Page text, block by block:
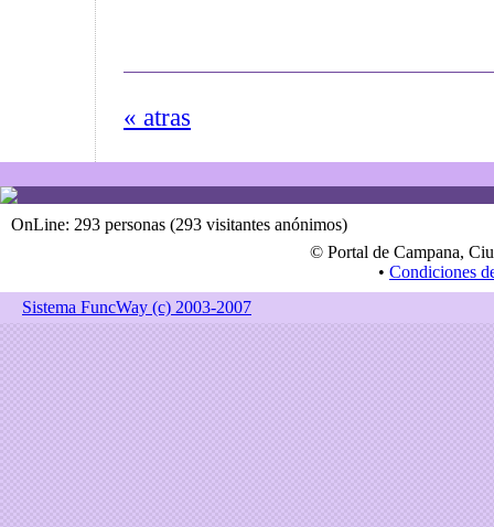
« atras
OnLine: 293 personas (293 visitantes anónimos)
© Portal de Campana,
• Condiciones
Sistema FuncWay (c) 2003-2007